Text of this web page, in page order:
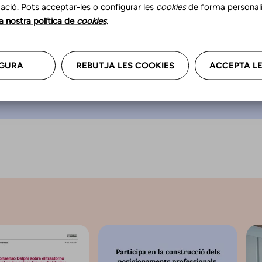
piensas”.
Pots acceptar-les o configurar les cookiesde forma
nostra política de cookies.
REBUTJA LES COOKIES ACCEPTA